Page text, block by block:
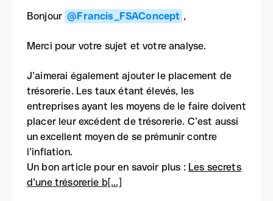
Bonjour @Francis_FSAConcept ,
Merci pour votre sujet et votre analyse.
J’aimerai également ajouter le placement de
trésorerie. Les taux étant élevés, les
entreprises ayant les moyens de le faire doivent
placer leur excédent de trésorerie. C’est aussi
un excellent moyen de se prémunir contre
l’inflation.
Un bon article pour en savoir plus : Les secrets
d’une trésorerie b[...]